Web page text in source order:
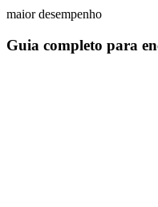
maior desempenho
Guia completo para